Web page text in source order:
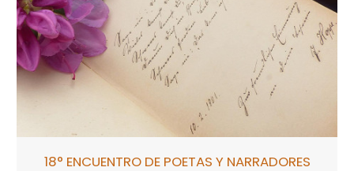
18° ENCUENTRO DE POETAS Y NARRADORES